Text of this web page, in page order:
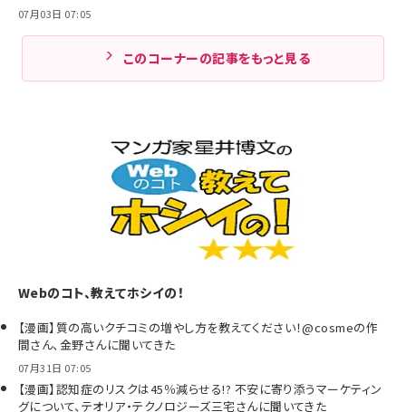
07月03日 07:05
このコーナーの記事をもっと見る
Webのコト、教えてホシイの！
【漫画】質の高いクチコミの増やし方を教えてください！@cosmeの作
間さん、金野さんに聞いてきた
07月31日 07:05
【漫画】認知症のリスクは45％減らせる!? 不安に寄り添うマーケティン
グについて、テオリア・テクノロジーズ三宅さんに聞いてきた